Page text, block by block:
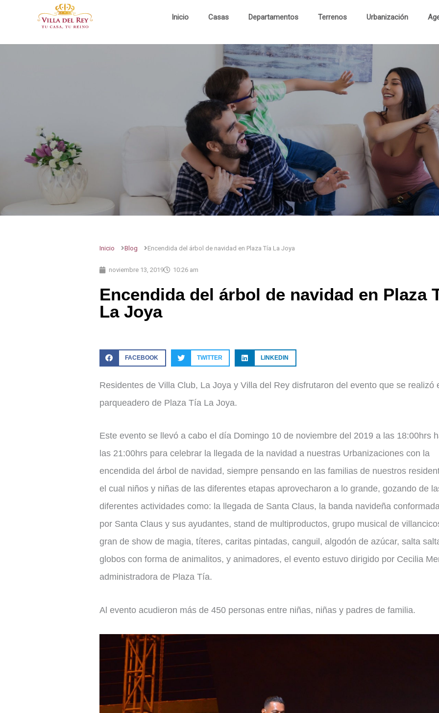
Inicio Casas Departamentos Terrenos Urbanización
Visita
Inicio Blog Encendida del árbol de navidad en Plaza Tía La Joya
noviembre 13, 2019 10:26 am
Encendida del árbol de navidad en Plaza
La Joya
FACEBOOK TWITTER LINKEDIN
Residentes de Villa Club, La Joya y Villa del Rey disfrutaron del evento que se realizó
parqueadero de Plaza Tía La Joya.
Este evento se llevó a cabo el día Domingo 10 de noviembre del 2019 a las 18:00hrs
las 21:00hrs para celebrar la llegada de la navidad a nuestras Urbanizaciones con la
encendida del árbol de navidad, siempre pensando en las familias de nuestros
el cual niños y niñas de las diferentes etapas aprovecharon a lo grande, gozando de
diferentes actividades como: la llegada de Santa Claus, la banda navideña
por Santa Claus y sus ayudantes, stand de multiproductos, grupo musical de
gran de show de magia, títeres, caritas pintadas, canguil, algodón de azúcar, salta
globos con forma de animalitos, y animadores, el evento estuvo dirigido por Cecilia
administradora de Plaza Tía.
Al evento acudieron más de 450 personas entre niñas, niñas y padres de familia.